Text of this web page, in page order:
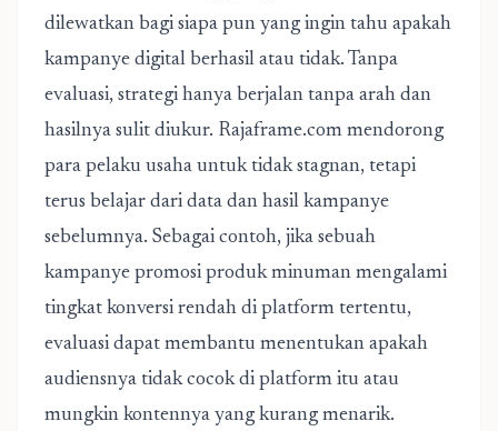
dilewatkan bagi siapa pun yang ingin tahu apakah
kampanye digital berhasil atau tidak. Tanpa
evaluasi, strategi hanya berjalan tanpa arah dan
hasilnya sulit diukur. Rajaframe.com mendorong
para pelaku usaha untuk tidak stagnan, tetapi
terus belajar dari data dan hasil kampanye
sebelumnya. Sebagai contoh, jika sebuah
kampanye promosi produk minuman mengalami
tingkat konversi rendah di platform tertentu,
evaluasi dapat membantu menentukan apakah
audiensnya tidak cocok di platform itu atau
mungkin kontennya yang kurang menarik.